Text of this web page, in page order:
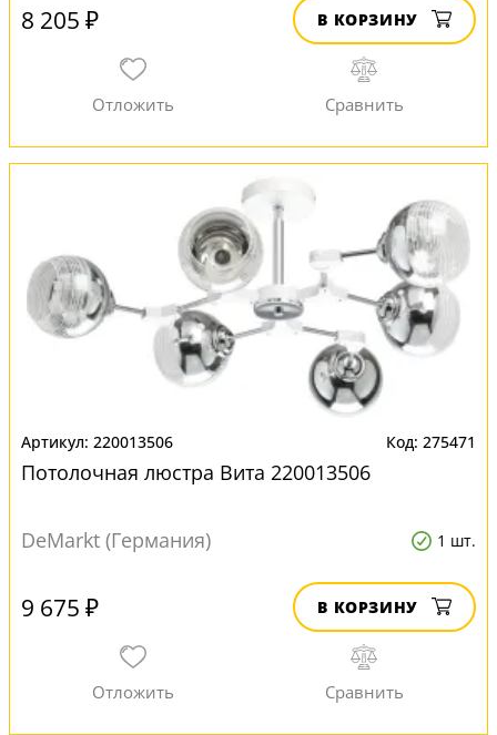
8 205 ₽ В КОРЗИНУ
220013506 275471
Потолочная люстра Вита 220013506
DeMarkt (Германия) 1 шт.
9 675 ₽ В КОРЗИНУ